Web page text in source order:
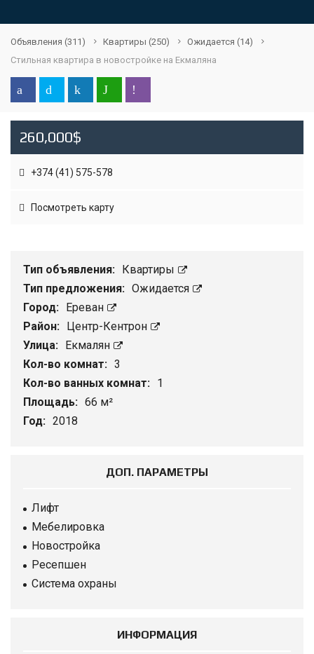
Объявления (311) Квартиры (250) Ожидается (14)
Стильная квартира в новостройке на Екмаляна
260,000$
+374 (41) 575-578
Посмотреть карту
Тип объявления: Квартиры
Тип предложения: Ожидается
Город: Ереван
Район: Центр-Кентрон
Улица: Екмалян
Кол-во комнат: 3
Кол-во ванных комнат: 1
Площадь: 66 м²
Год: 2018
ДОП. ПАРАМЕТРЫ
Лифт
Мебелировка
Новостройка
Ресепшен
Система охраны
ИНФОРМАЦИЯ